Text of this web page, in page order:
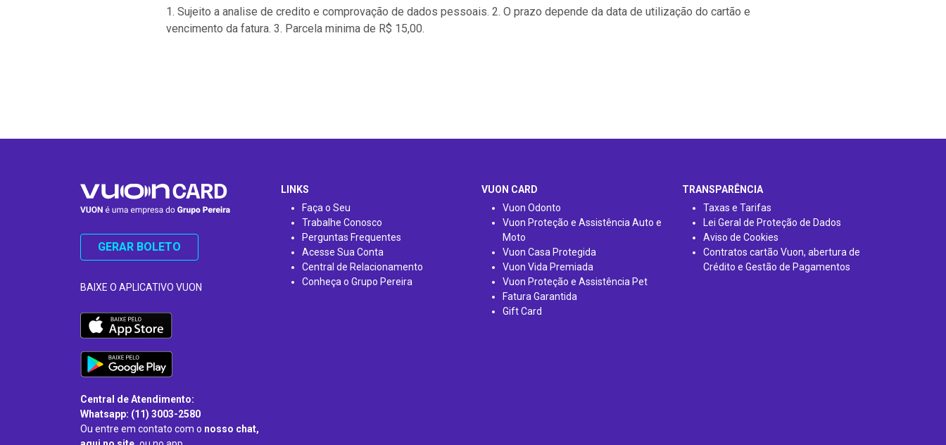
1. Sujeito a analise de credito e comprovação de dados pessoais. 2. O prazo depende da data de utilização do cartão e
vencimento da fatura. 3. Parcela minima de R$ 15,00.
GERAR BOLETO
BAIXE O APLICATIVO VUON
Central de Atendimento:
Whatsapp: (11) 3003-2580
Ou entre em contato com o nosso chat,
LINKS
Faça o Seu
Trabalhe Conosco
Perguntas Frequentes
Acesse Sua Conta
Central de Relacionamento
Conheça o Grupo Pereira
VUON CARD
Vuon Odonto
Vuon Proteção e Assistência Auto e
Moto
Vuon Casa Protegida
Vuon Vida Premiada
Vuon Proteção e Assistência Pet
Fatura Garantida
Gift Card
TRANSPARÊNCIA
Taxas e Tarifas
Lei Geral de Proteção de Dados
Aviso de Cookies
Contratos cartão Vuon, abertura de
Crédito e Gestão de Pagamentos